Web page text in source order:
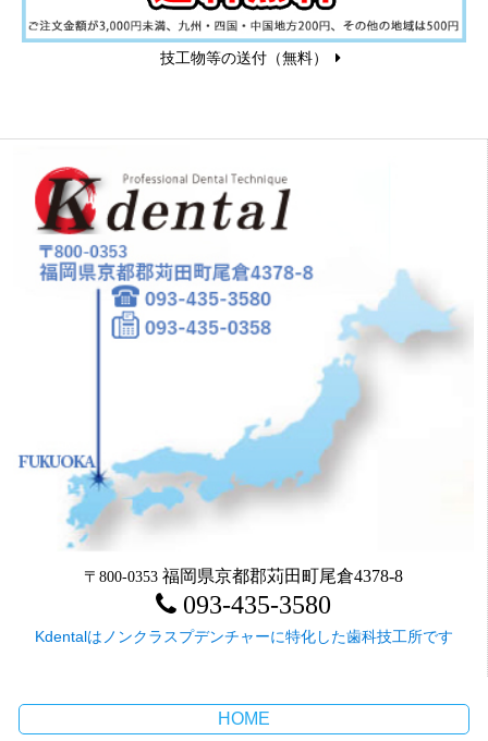
技工物等の送付（無料）
〒800-0353 福岡県京都郡苅田町尾倉4378-8
093-435-3580
Kdentalはノンクラスプデンチャーに特化した歯科技工所です
HOME